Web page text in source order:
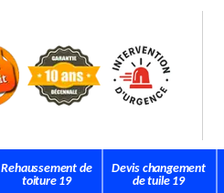
Rehaussement de
toiture 19
Devis changement
de tuile 19